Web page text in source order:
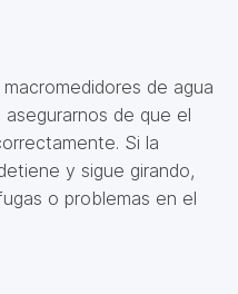
de agua
de que el
Si la
y sigue girando,
o problemas en el